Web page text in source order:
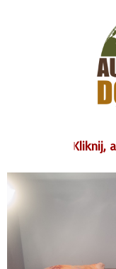
Kliknij,